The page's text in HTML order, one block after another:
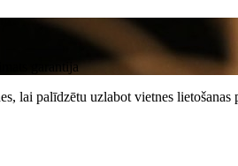
garantija
lai palīdzētu uzlabot vietnes